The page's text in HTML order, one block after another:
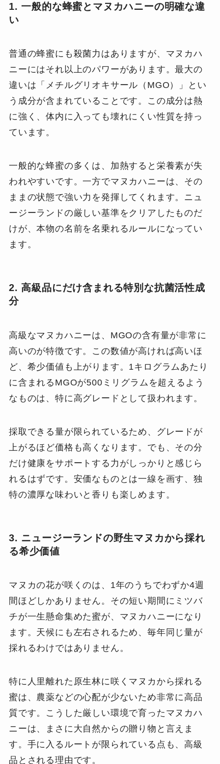
1. 一般的な蜂蜜とマヌカハニーの明確な違
い
普通の蜂蜜にも殺菌力はありますが、マヌカハ
ニーにはそれ以上のパワーがあります。最大の
違いは「メチルグリオキサール（MGO）」とい
う成分が含まれていることです。この成分は熱
に強く、体内に入っても壊れにくい性質を持っ
ています。
一般的な蜂蜜の多くは、加熱すると栄養素が失
われやすいです。一方でマヌカハニーは、その
ままの状態で強い力を発揮してくれます。ニュ
ージーランドの厳しい基準をクリアしたものだ
けが、本物の名前を名乗れるルールになってい
ます。
2. 高級品にだけ含まれる特別な抗菌活性成
分
高級なマヌカハニーは、MGOの含有量が非常に
高いのが特徴です。この数値が高ければ高いほ
ど、希少価値も上がります。1キログラムあたり
に含まれるMGOが500ミリグラムを超えるよう
なものは、特に高グレードとして扱われます。
採取できる量が限られているため、グレードが
上がるほど価格も高くなります。でも、その分
だけ健康をサポートする力がしっかりと感じら
れるはずです。安価なものとは一線を画す、独
特の濃厚な味わいと香りも楽しめます。
3. ニュージーランドの野生マヌカから採れ
る希少価値
マヌカの花が咲くのは、1年のうちでわずか4週
間ほどしかありません。その短い期間にミツバ
チが一生懸命集めた蜜が、マヌカハニーになり
ます。天候にも左右されるため、毎年同じ量が
採れるわけではありません。
特に人里離れた原生林に咲くマヌカから採れる
蜜は、農薬などの心配が少ないため非常に高品
質です。こうした厳しい環境で育ったマヌカハ
ニーは、まさに大自然からの贈り物と言えま
す。手に入るルートが限られている点も、高級
品とされる理由です。